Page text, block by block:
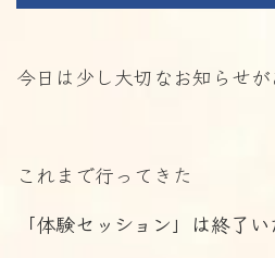
今日は少し大切なお知らせ
これまで行ってきた
「体験セッション」は終了